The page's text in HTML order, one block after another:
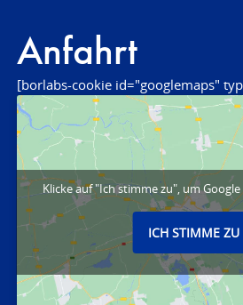
Anfahrt
[borlabs-cookie id="googlemaps"
Klicke auf "Ich stimme zu", um
ICH STIMME ZU